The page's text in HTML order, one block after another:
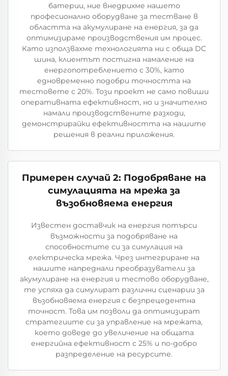
батерии, ние внедрихме нашето
професионално оборудване за тестване в
областта на акумулиране на енергия, за да
оптимизираме производствения им процес.
Като използвахме технологията ни с обща DC
шина, клиентът постигна намаление на
енергопотреблението с 30%, като
едновременно подобри точността на
тестовете с 20%. Този проект не само повиши
оперативната ефективност, но и значително
намали производствените разходи,
демонстрирайки ефективността на нашите
решения в реални приложения.
Примерен случай 2: Подобряване на
симулацията на мрежа за
възобновяема енергия
Известен доставчик на енергия потърси
възможности за подобряване на
способностите си за симулация на
електрическа мрежа. Чрез интегриране на
нашите напреднали преобразуватели за
акумулиране на енергия и тестово оборудване,
те успяха да симулират различни сценарии за
възобновяема енергия с безпрецедентна
точност. Това им позволи да оптимизират
стратегиите си за управление на мрежата,
което доведе до увеличение на общата
енергийна ефективност с 25% и по-добро
разпределение на ресурсите.